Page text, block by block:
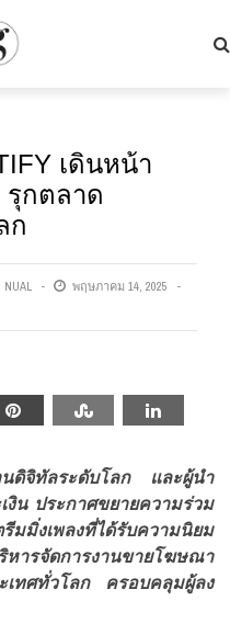
เดินหน้า
กตลาด
ก
NUAL
พฤษภาคม 14, 2025
ดิจิทัลระดับโลก และผู้นำ
งิน ประกาศขยายความร่วม
มิ่งเพลงที่ได้รับความนิยม
ารจัดการงานขายโฆษณา
ทศทั่วโลก ครอบคลุมผู้ลง